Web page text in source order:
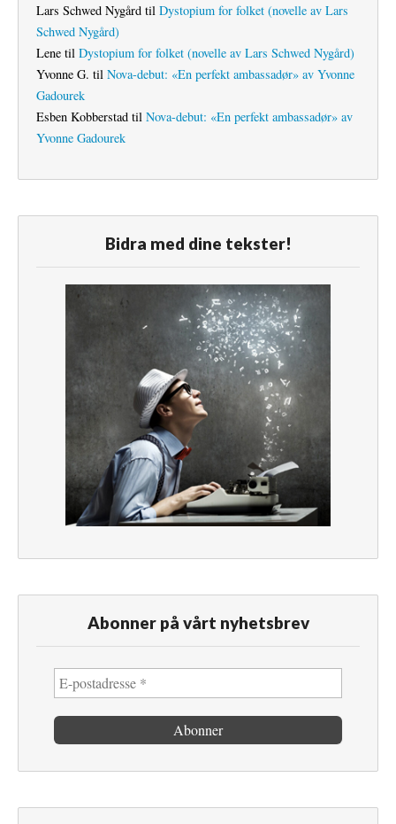
Lars Schwed Nygård til Dystopium for folket (novelle av Lars
Schwed Nygård)
Lene til Dystopium for folket (novelle av Lars Schwed Nygård)
Yvonne G. til Nova-debut: «En perfekt ambassadør» av Yvonne
Gadourek
Esben Kobberstad til Nova-debut: «En perfekt ambassadør» av
Yvonne Gadourek
Bidra med dine tekster!
Abonner på vårt nyhetsbrev